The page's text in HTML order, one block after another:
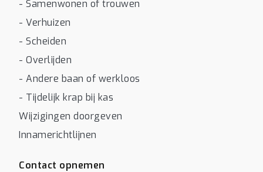
- Samenwonen of trouwen
- Verhuizen
- Scheiden
- Overlijden
- Andere baan of werkloos
- Tijdelijk krap bij kas
Wijzigingen doorgeven
Innamerichtlijnen
Contact opnemen